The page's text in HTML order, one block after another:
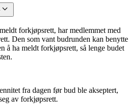
forkjøpsrett, har medlemmet med
Den som vant budrunden kan benytte
å ha meldt forkjøpsrett, så lenge budet
fra dagen før bud ble akseptert,
av forkjøpsrett.